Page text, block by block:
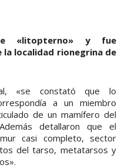
«litopterno» y fue
la localidad rionegrina de
«se constató que lo
a un miembro
de un mamífero del
detallaron que el
casi completo, sector
del tarso, metatarsos y